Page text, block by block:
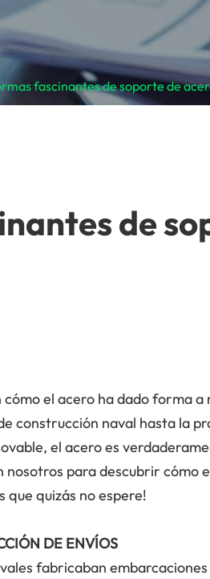
fascinantes de soporte de
de
cómo el acero ha dado forma
construcción naval hasta la
el acero es
nosotros para descubrir cómo
que quizás no espere!
DE ENVÍOS
fabricaban